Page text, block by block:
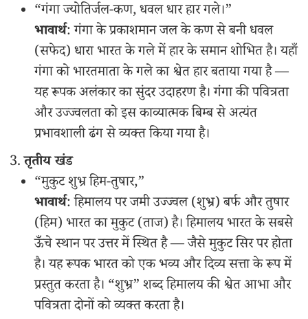
“गंगा ज्योतिर्जल-कण, धवल धार हार गले।”
भावार्थ: गंगा के प्रकाशमान जल के कण से बनी धवल
(सफेद) धारा भारत के गले में हार के समान शोभित है। यहाँ
गंगा को भारतमाता के गले का श्वेत हार बताया गया है —
यह रूपक अलंकार का सुंदर उदाहरण है। गंगा की पवित्रता
और उज्ज्वलता को इस काव्यात्मक बिम्ब से अत्यंत
प्रभावशाली ढंग से व्यक्त किया गया है।
तृतीय खंड
“मुकुट शुभ्र हिम-तुषार,”
भावार्थ: हिमालय पर जमी उज्ज्वल (शुभ्र) बर्फ और तुषार
(हिम) भारत का मुकुट (ताज) है। हिमालय भारत के सबसे
ऊँचे स्थान पर उत्तर में स्थित है — जैसे मुकुट सिर पर होता
है। यह रूपक भारत को एक भव्य और दिव्य सत्ता के रूप में
प्रस्तुत करता है। “शुभ्र” शब्द हिमालय की श्वेत आभा और
पवित्रता दोनों को व्यक्त करता है।